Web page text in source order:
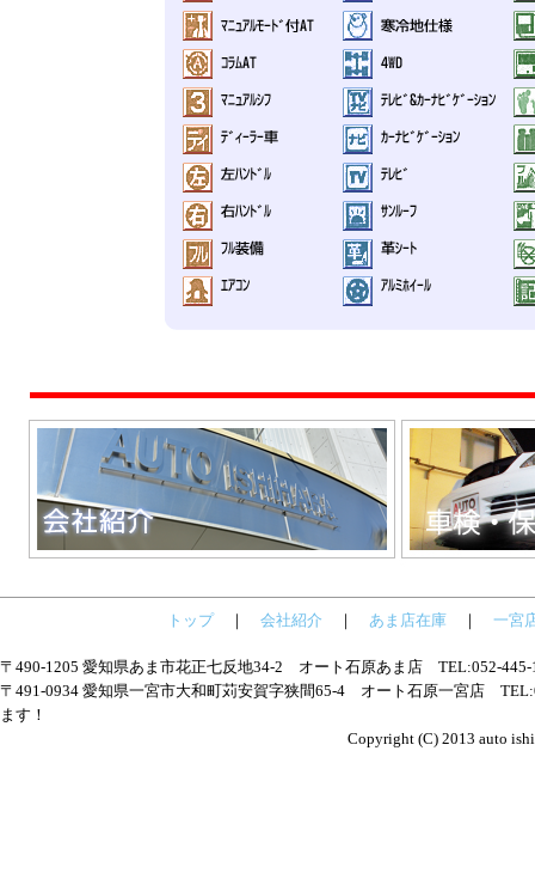
トップ｜ 会社紹介 ｜ あま店在庫 ｜ 一宮
〒490-1205 愛知県あま市花正七反地34-2 オート石原あま店 TEL:052-
〒491-0934 愛知県一宮市大和町苅安賀字狭間65-4 オート石原一宮店
ます！
Copyright (C) 2013 auto